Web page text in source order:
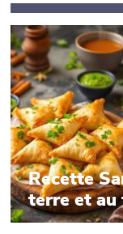
Recette
terre et au